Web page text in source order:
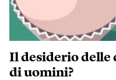
Il desiderio delle
di uomini?